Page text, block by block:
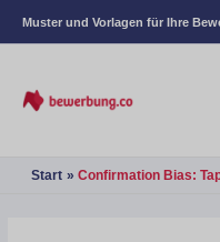
Muster und Vorlagen für Ihre
Start Confirmation Bias: